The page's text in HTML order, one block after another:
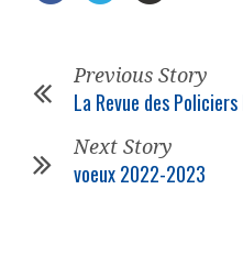
Previous Story
La Revue des
Next Story
voeux 2022-2023